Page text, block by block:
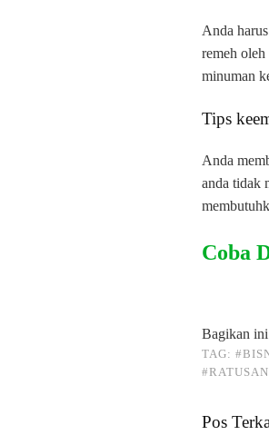
Anda
remeh
minuman
Tips
Anda
anda tidak
Coba
Bagikan ini
TAG:
Pos